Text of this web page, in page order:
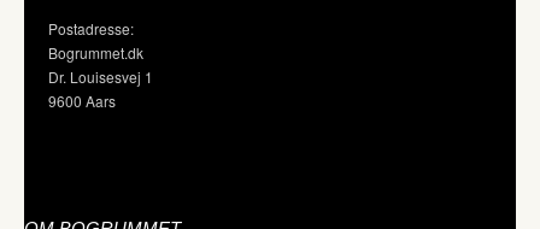
Postadresse:
Bogrummet.dk
Dr. Louisesvej 1
9600 Aars